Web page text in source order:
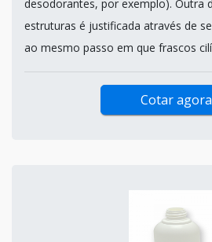
desodorantes, por exemplo). Outra
estruturas é justificada através de
ao mesmo passo em que frascos
Cotar agora